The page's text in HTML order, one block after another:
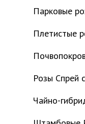
Парковые
Плетистые
Розы Спрей
Чайно-